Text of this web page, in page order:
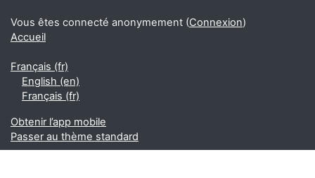
Vous êtes connecté anonymement (Connexion)
Accueil
Français ‎(fr)‎
English ‎(en)‎
Français ‎(fr)‎
Obtenir l’app mobile
Passer au thème standard